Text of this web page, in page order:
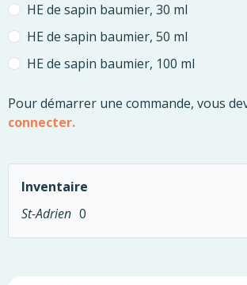
HE de sapin baumier, 30 ml
HE de sapin baumier, 50 ml
HE de sapin baumier, 100 ml
Pour démarrer une commande, vous
connecter.
Inventaire
St-Adrien 0